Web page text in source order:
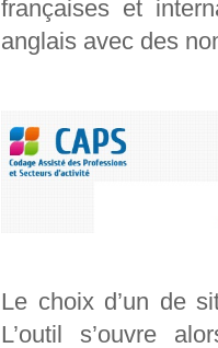
françaises et
anglais avec des
Le choix d’un de
L’outil s’ouvre